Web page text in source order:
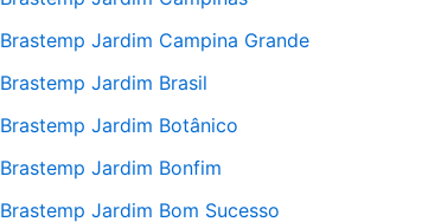
Brastemp Jardim Campina Grande
Brastemp Jardim Brasil
Brastemp Jardim Botânico
Brastemp Jardim Bonfim
Brastemp Jardim Bom Sucesso